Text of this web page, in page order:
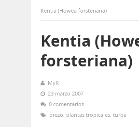
Kentia (Howea forsteriana)
Kentia
forsteriana)
MyR
23 marzo 2007
0 comentarios
brezo, plantas tropicales, turba